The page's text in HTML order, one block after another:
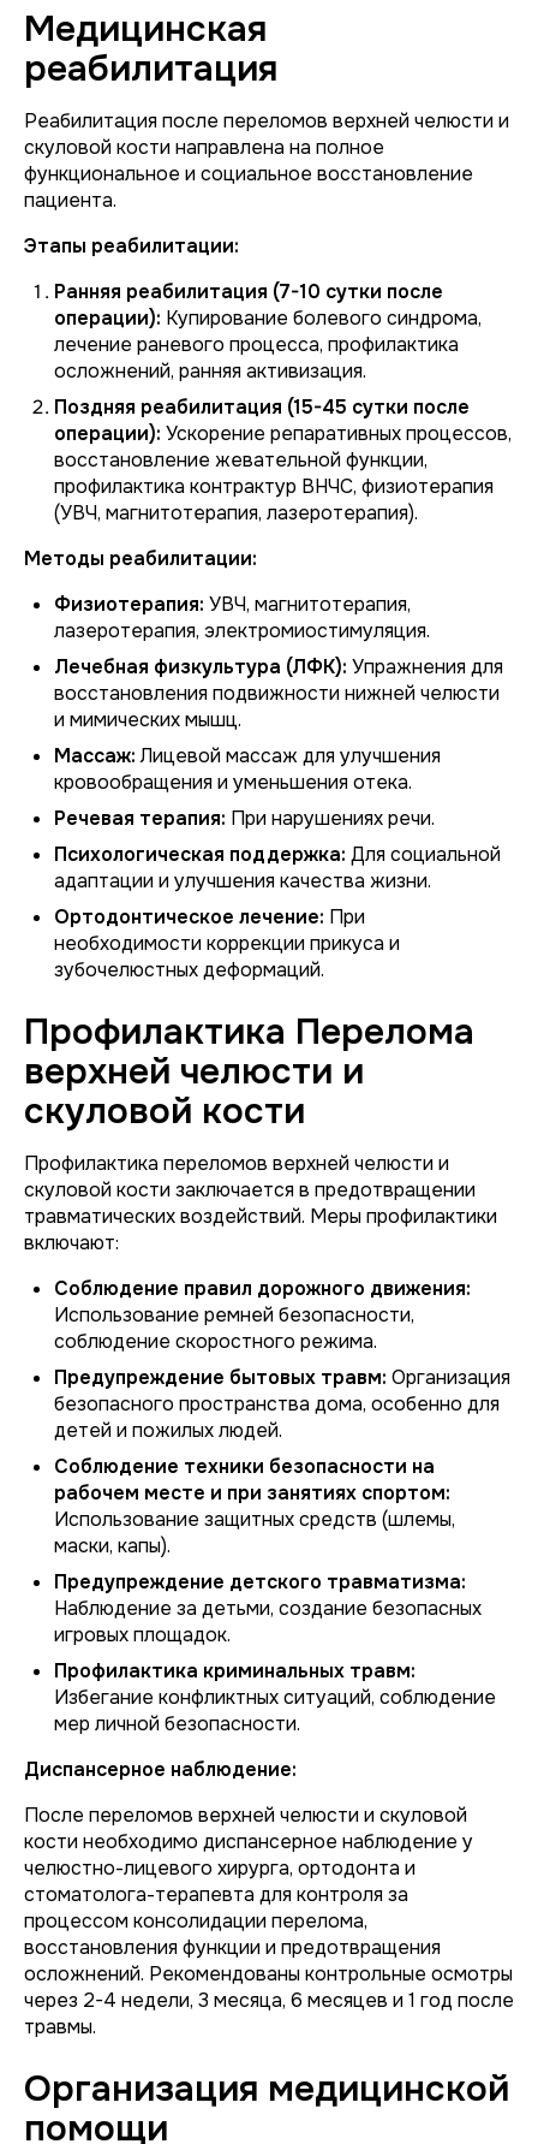
Медицинская
реабилитация
Реабилитация после переломов верхней челюсти и
скуловой кости направлена на полное
функциональное и социальное восстановление
пациента.
Этапы реабилитации:
Ранняя реабилитация (7-10 сутки после
операции): Купирование болевого синдрома,
лечение раневого процесса, профилактика
осложнений, ранняя активизация.
Поздняя реабилитация (15-45 сутки после
операции): Ускорение репаративных процессов,
восстановление жевательной функции,
профилактика контрактур ВНЧС, физиотерапия
(УВЧ, магнитотерапия, лазеротерапия).
Методы реабилитации:
Физиотерапия: УВЧ, магнитотерапия,
лазеротерапия, электромиостимуляция.
Лечебная физкультура (ЛФК): Упражнения для
восстановления подвижности нижней челюсти
и мимических мышц.
Массаж:Лицевой массаж для улучшения
кровообращения и уменьшения отека.
Речевая терапия: При нарушениях речи.
Психологическая поддержка: Для социальной
адаптации и улучшения качества жизни.
Ортодонтическое лечение: При
необходимости коррекции прикуса и
зубочелюстных деформаций.
Профилактика Перелома
верхней челюсти и
скуловой кости
Профилактика переломов верхней челюсти и
скуловой кости заключается в предотвращении
травматических воздействий. Меры профилактики
включают:
Соблюдение правил дорожного движения:
Использование ремней безопасности,
соблюдение скоростного режима.
Предупреждение бытовых травм: Организация
безопасного пространства дома, особенно для
детей и пожилых людей.
Соблюдение техники безопасности на
рабочем месте и при занятиях спортом:
Использование защитных средств (шлемы,
маски, капы).
Предупреждение детского травматизма:
Наблюдение за детьми, создание безопасных
игровых площадок.
Профилактика криминальных травм:
Избегание конфликтных ситуаций, соблюдение
мер личной безопасности.
Диспансерное наблюдение:
После переломов верхней челюсти и скуловой
кости необходимо диспансерное наблюдение у
челюстно-лицевого хирурга, ортодонта и
стоматолога-терапевта для контроля за
процессом консолидации перелома,
восстановления функции и предотвращения
осложнений. Рекомендованы контрольные осмотры
через 2-4 недели, 3 месяца, 6 месяцев и 1 год после
травмы.
Организация медицинской
помощи